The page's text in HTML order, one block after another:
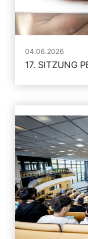
04.06.2026
17. SITZUNG